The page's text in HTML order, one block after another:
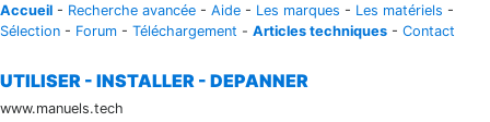
Accueil - Recherche avancée - Aide - Les marques - Les matériels -
Sélection - Forum - Téléchargement - Articles techniques - Contact
UTILISER - INSTALLER - DEPANNER
www.manuels.tech